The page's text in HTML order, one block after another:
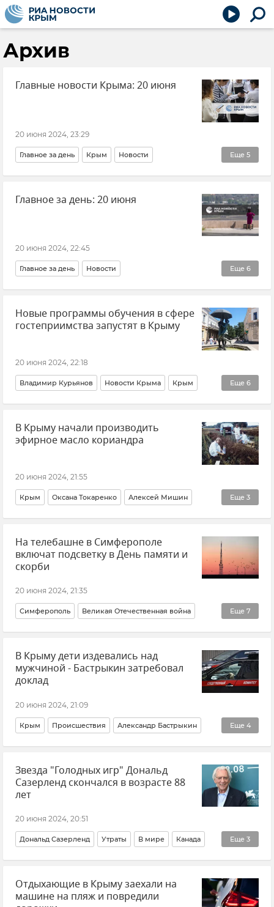
Архив
Главные новости Крыма: 20 июня
20 июня 2024, 23:29
Еще 5
Главное за день Крым Новости
Новости Крыма Общество Сельское хозяйство
Происшествия Экология
Главное за день: 20 июня
20 июня 2024, 22:45
Еще 6
Главное за день Новости
Владимир Путин (политик) Вьетнам Политика
Украина Пожар То Лам
Новые программы обучения в сфере
гостеприимства запустят в Крыму
20 июня 2024, 22:18
Еще 6
Владимир Курьянов Новости Крыма Крым
Туризм Туризм в Крыму Внутренний туризм
Образование в Крыму и Севастополе
Образование в России
В Крыму начали производить
эфирное масло кориандра
20 июня 2024, 21:55
Еще 3
Крым Оксана Токаренко Алексей Мишин
Эфиромасличные культуры Новости Крыма
Минсельхоз Крыма
На телебашне в Симферополе
включат подсветку в День памяти и
скорби
20 июня 2024, 21:35
Еще 7
Симферополь Великая Отечественная война
Крым в Великой Отечественной войне Память
История Общество Крым Новости Крыма
Городская среда
В Крыму дети издевались над
мужчиной - Бастрыкин затребовал
доклад
20 июня 2024, 21:09
Еще 4
Крым Происшествия Александр Бастрыкин
СК РФ (Следственный комитет Российской Федерации)
Бахчисарайский район Новости Крыма
Звезда "Голодных игр" Дональд
Сазерленд скончался в возрасте 88
лет
20 июня 2024, 20:51
Еще 3
Дональд Сазерленд Утраты В мире Канада
Кино Культура Общество
Отдыхающие в Крыму заехали на
машине на пляж и повредили